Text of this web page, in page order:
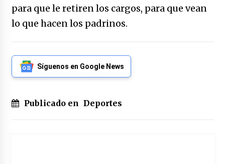
para que le retiren los cargos, para que vean
lo que hacen los padrinos.
Síguenos en Google News
Publicado en Deportes